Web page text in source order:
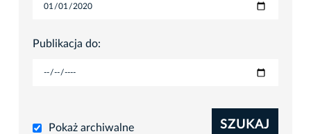
Publikacja do:
Pokaż archiwalne SZUKAJ